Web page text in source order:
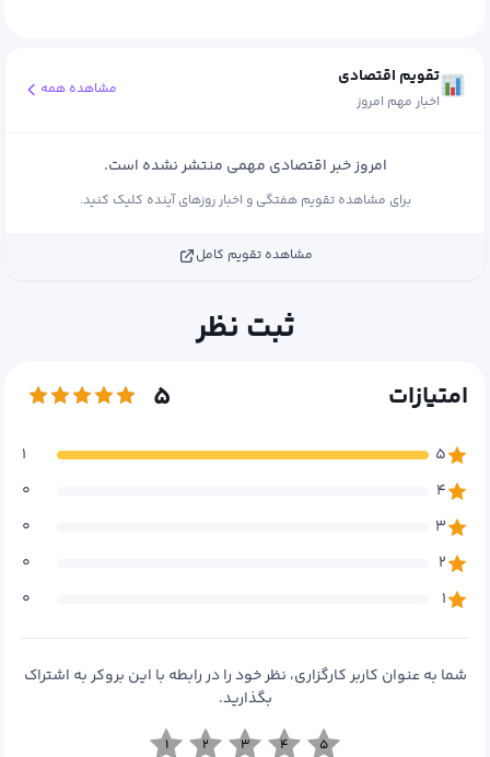
تقویم اقتصادی
اخبار مهم امروز
مشاهده همه
امروز خبر اقتصادی مهمی منتشر نشده است.
برای مشاهده تقویم هفتگی و اخبار روزهای آینده کلیک کنید.
مشاهده تقویم کامل
ثبت نظر
امتیازات ۵
۵
۱
۴
۰
۳
۰
۲
۰
۱
۰
شما به عنوان کاربر کارگزاری، نظر خود را در رابطه با این بروکر به اشتراک
بگذارید.
۱ ۲ ۳ ۴ ۵